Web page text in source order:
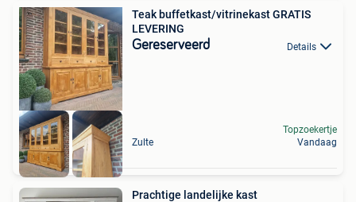
Teak buffetkast/vitrinekast GRATIS
LEVERING
Gereserveerd Details
Zulte
Topzoekertje
Vandaag
Prachtige landelijke kast